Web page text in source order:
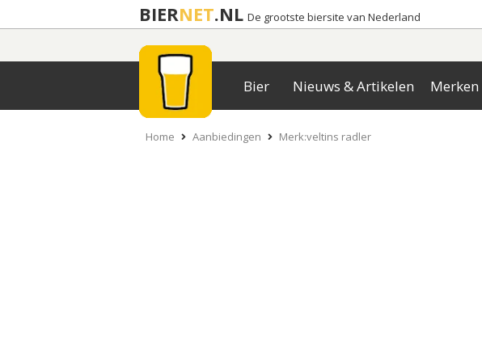
BIERNET.NL De grootste biersite van Nederland
Bier Nieuws & Artikelen Merken
Home Aanbiedingen Merk:veltins radler